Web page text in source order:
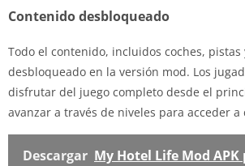
Contenido desbloqueado
Todo el contenido, incluidos coches, pistas
desbloqueado en la versión mod. Los
disfrutar del juego completo desde el
avanzar a través de niveles para acceder
Descargar My Hotel Life Mod